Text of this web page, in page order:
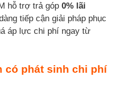
hỗ trợ trả góp 0% lãi
tiếp cận giải pháp phục
áp lực chi phí ngay từ
có phát sinh chi phí